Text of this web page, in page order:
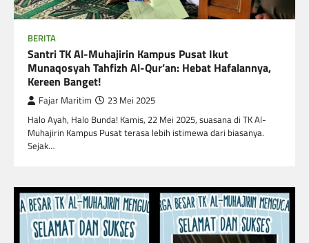
BERITA
Santri TK Al-Muhajirin Kampus Pusat Ikut
Munaqosyah Tahfizh Al-Qur’an: Hebat Hafalannya,
Kereen Banget!
Fajar Maritim 23 Mei 2025
Halo Ayah, Halo Bunda! Kamis, 22 Mei 2025, suasana di TK Al-
Muhajirin Kampus Pusat terasa lebih istimewa dari biasanya.
Sejak…